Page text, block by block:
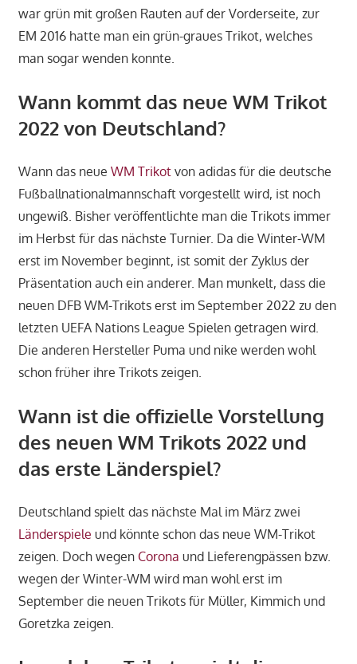
war grün mit großen Rauten auf der Vorderseite, zur
EM 2016 hatte man ein grün-graues Trikot, welches
man sogar wenden konnte.
Wann kommt das neue WM Trikot
2022 von Deutschland?
Wann das neue WM Trikotvon adidas für die deutsche
Fußballnationalmannschaft vorgestellt wird, ist noch
ungewiß. Bisher veröffentlichte man die Trikots immer
im Herbst für das nächste Turnier. Da die Winter-WM
erst im November beginnt, ist somit der Zyklus der
Präsentation auch ein anderer. Man munkelt, dass die
neuen DFB WM-Trikots erst im September 2022 zu den
letzten UEFA Nations League Spielen getragen wird.
Die anderen Hersteller Puma und nike werden wohl
schon früher ihre Trikots zeigen.
Wann ist die offizielle Vorstellung
des neuen WM Trikots 2022 und
das erste Länderspiel?
Deutschland spielt das nächste Mal im März zwei
Länderspiele und könnte schon das neue WM-Trikot
zeigen. Doch wegen Corona und Lieferengpässen bzw.
wegen der Winter-WM wird man wohl erst im
September die neuen Trikots für Müller, Kimmich und
Goretzka zeigen.